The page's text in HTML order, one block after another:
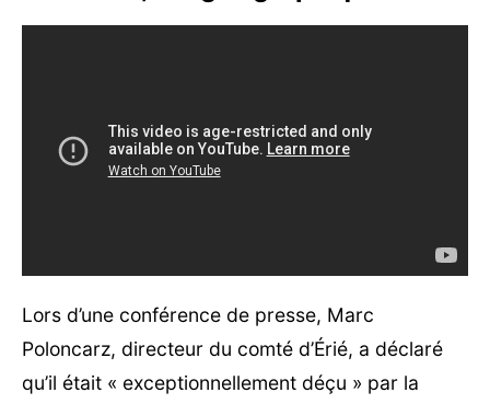
Lors d’une conférence de presse, Marc
Poloncarz, directeur du comté d’Érié, a déclaré
qu’il était « exceptionnellement déçu » par la